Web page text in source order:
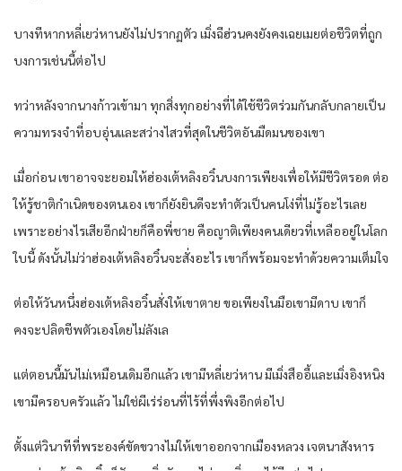
บางทีหากหลี่เยว่หานยังไม่ปรากฏตัว เมิ่งฉีฮ่วนคงยังคงเฉยเมยต่อชีวิตที่ถูก
บงการเช่นนี้ต่อไป
ทว่าหลังจากนางก้าวเข้ามา ทุกสิ่งทุกอย่างที่ได้ใช้ชีวิตร่วมกันกลับกลายเป็น
ความทรงจำที่อบอุ่นและสว่างไสวที่สุดในชีวิตอันมืดมนของเขา
เมื่อก่อน เขาอาจจะยอมให้ฮ่องเต้หลิงอวิ๋นบงการเพียงเพื่อให้มีชีวิตรอด ต่อ
ให้รู้ชาติกำเนิดของตนเอง เขาก็ยังยินดีจะทำตัวเป็นคนโง่ที่ไม่รู้อะไรเลย
เพราะอย่างไรเสียอีกฝ่ายก็คือพี่ชาย คือญาติเพียงคนเดียวที่เหลืออยู่ในโลก
ใบนี้ ดังนั้นไม่ว่าฮ่องเต้หลิงอวิ๋นจะสั่งอะไร เขาก็พร้อมจะทำด้วยความเต็มใจ
ต่อให้วันหนึ่งฮ่องเต้หลิงอวิ๋นสั่งให้เขาตาย ขอเพียงในมือเขามีดาบ เขาก็
คงจะปลิดชีพตัวเองโดยไม่ลังเล
แต่ตอนนี้มันไม่เหมือนเดิมอีกแล้ว เขามีหลี่เยว่หาน มีเมิ่งสืออี้และเมิ่งอิงหนิง
เขามีครอบครัวแล้ว ไม่ใช่ผีเร่ร่อนที่ไร้ที่พึ่งพิงอีกต่อไป
ตั้งแต่วินาทีที่พระองค์ขัดขวางไม่ให้เขาออกจากเมืองหลวง เจตนาสังหาร